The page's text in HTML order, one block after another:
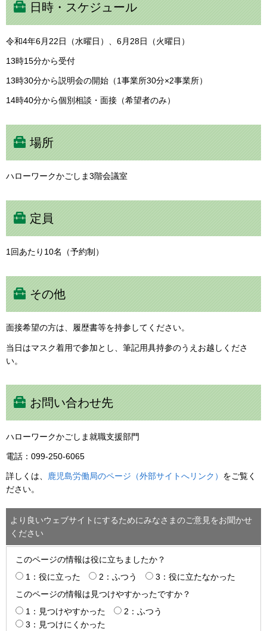
日時・スケジュール
令和4年6月22日（水曜日）、6月28日（火曜日）
13時15分から受付
13時30分から説明会の開始（1事業所30分×2事業所）
14時40分から個別相談・面接（希望者のみ）
場所
ハローワークかごしま3階会議室
定員
1回あたり10名（予約制）
その他
面接希望の方は、履歴書等を持参してください。
当日はマスク着用で参加とし、筆記用具持参のうえお越しくださ
い。
お問い合わせ先
ハローワークかごしま就職支援部門
電話：099-250-6065
詳しくは、 鹿児島労働局のページ（外部サイトへリンク） をご覧く
ださい。
より良いウェブサイトにするためにみなさまのご意見をお聞かせ
ください
このページの情報は役に立ちましたか？
1：役に立った
2：ふつう
3：役に立たなかった
このページの情報は見つけやすかったですか？
1：見つけやすかった
2：ふつう
3：見つけにくかった